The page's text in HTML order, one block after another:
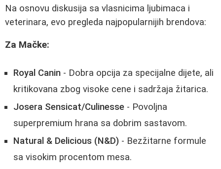
Na osnovu diskusija sa vlasnicima ljubimaca i
veterinara, evo pregleda najpopularnijih brendova:
Za Mačke:
Royal Canin - Dobra opcija za specijalne dijete, ali
kritikovana zbog visoke cene i sadržaja žitarica.
Josera Sensicat/Culinesse - Povoljna
superpremium hrana sa dobrim sastavom.
Natural & Delicious (N&D) - Bezžitarne formule
sa visokim procentom mesa.